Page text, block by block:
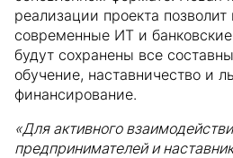
реализации проекта позволит
современные ИТ и
будут сохранены все
обучение, наставничество и
финансирование.
«Для активного
предпринимателей и